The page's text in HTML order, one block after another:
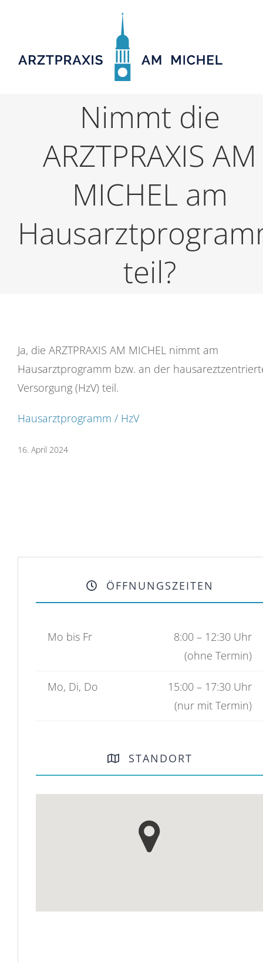
Nimmt die
ARZTPRAXIS AM
MICHEL am
teil?
Ja, die ARZTPRAXIS AM MICHEL nimmt am
Hausarztprogramm bzw. an der
Versorgung (HzV) teil.
Hausarztprogramm / HzV
16. April 2024
ÖFFNUNGSZEITEN
Mo bis Fr
8:00 – 12:30 Uhr
(ohne Termin)
Mo, Di, Do
15:00 – 17:30 Uhr
(nur mit Termin)
STANDORT